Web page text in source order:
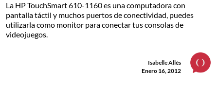
La HP TouchSmart 610-1160 es una computadora con
pantalla táctil y muchos puertos de conectividad, puedes
utilizarla como monitor para conectar tus consolas de
videojuegos.
Isabelle Allès
Enero 16, 2012